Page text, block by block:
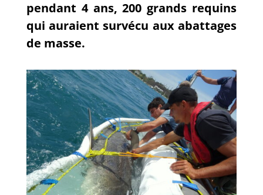
pendant 4 ans, 200 grands requins
qui auraient survécu aux abattages
de masse.